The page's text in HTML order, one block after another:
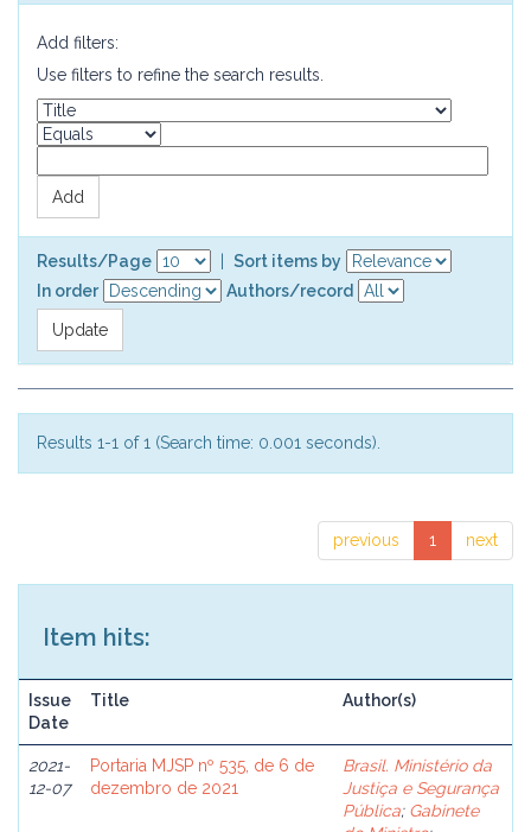
Add filters:
Use filters to refine the search results.
Results/Page
Sort items by
In order
Authors/record
Results 1-1 of 1 (Search time: 0.001 seconds).
previous 1 next
Item hits:
Issue
Date
Title Author(s)
2021-
12-07
Portaria MJSP nº 535, de 6 de
dezembro de 2021
Brasil. Ministério da
Justiça e Segurança
Pública; Gabinete